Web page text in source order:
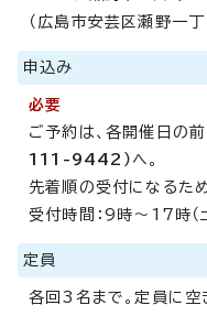
（広島市安芸区瀬野一
申込み
必要
ご予約は、各開催日の
111-9442） へ。
先着順の受付になるた
受付時間：9時～17時（
定員
各回3名まで。定員に空